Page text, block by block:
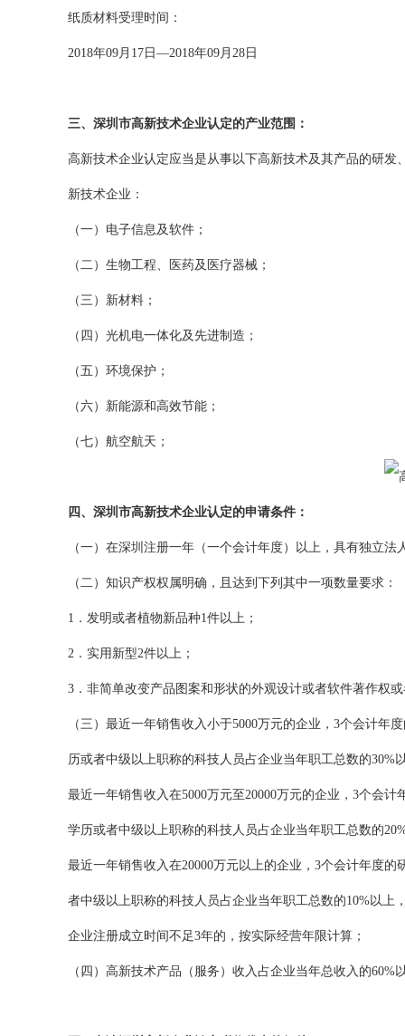
纸质材料受理时间：
2018年09月17日—2018年09月28日
三、深圳市高新技术企业认定的产业范围：
高新技术企业认定应当是从事以下高新技术及其产品的研
新技术企业：
（一）电子信息及软件；
（二）生物工程、医药及医疗器械；
（三）新材料；
（四）光机电一体化及先进制造；
（五）环境保护；
（六）新能源和高效节能；
（七）航空航天；
四、深圳市高新技术企业认定的申请条件：
（一）在深圳注册一年（一个会计年度）以上，具有独立法
（二）知识产权权属明确，且达到下列其中一项数量要求：
1．发明或者植物新品种1件以上；
2．实用新型2件以上；
3．非简单改变产品图案和形状的外观设计或者软件著作权
（三）最近一年销售收入小于5000万元的企业，3个会计
历或者中级以上职称的科技人员占企业当年职工总数的30%
最近一年销售收入在5000万元至20000万元的企业，3个会
学历或者中级以上职称的科技人员占企业当年职工总数的
最近一年销售收入在20000万元以上的企业，3个会计年度
者中级以上职称的科技人员占企业当年职工总数的10%以上
企业注册成立时间不足3年的，按实际经营年限计算；
（四）高新技术产品（服务）收入占企业当年总收入的60%